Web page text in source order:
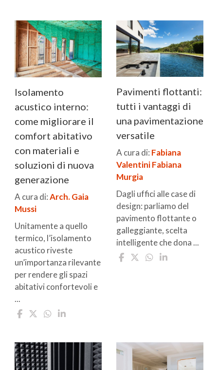
Isolamento
acustico interno:
come migliorare il
comfort abitativo
con materiali e
soluzioni di nuova
generazione
A cura di:Arch. Gaia
Mussi
Unitamente a quello
termico, l’isolamento
acustico riveste
un’importanza rilevante
per rendere gli spazi
abitativi confortevoli e
...
Pavimenti flottanti:
tutti i vantaggi di
una pavimentazione
versatile
A cura di: Fabiana
ValentiniFabiana
Murgia
Dagli uffici alle case di
design: parliamo del
pavimento flottante o
galleggiante, scelta
intelligente che dona ...